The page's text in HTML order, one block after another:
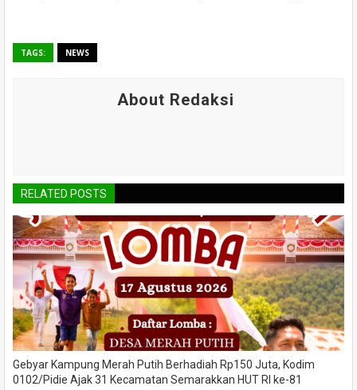
TAGS: NEWS
About Redaksi
RELATED POSTS
Gebyar Kampung Merah Putih Berhadiah Rp150 Juta, Kodim
0102/Pidie Ajak 31 Kecamatan Semarakkan HUT RI ke-81